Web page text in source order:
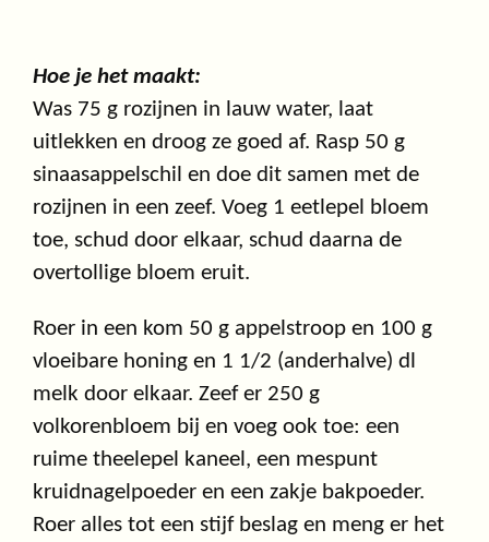
Hoe je het maakt:
Was 75 g rozijnen in lauw water, laat
uitlekken en droog ze goed af. Rasp 50 g
sinaasappelschil en doe dit samen met de
rozijnen in een zeef. Voeg 1 eetlepel bloem
toe, schud door elkaar, schud daarna de
overtollige bloem eruit.
Roer in een kom 50 g appelstroop en 100 g
vloeibare honing en 1 1/2 (anderhalve) dl
melk door elkaar. Zeef er 250 g
volkorenbloem bij en voeg ook toe: een
ruime theelepel kaneel, een mespunt
kruidnagelpoeder en een zakje bakpoeder.
Roer alles tot een stijf beslag en meng er het